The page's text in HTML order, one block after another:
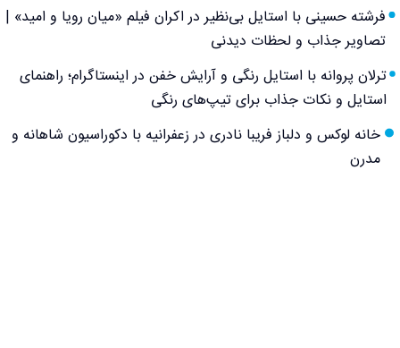
فرشته حسینی با استایل بی‌نظیر در اکران فیلم «میان رویا و امید» |
تصاویر جذاب و لحظات دیدنی
ترلان پروانه با استایل رنگی و آرایش خفن در اینستاگرام؛ راهنمای
استایل و نکات جذاب برای تیپ‌های رنگی
خانه لوکس و دلباز فریبا نادری در زعفرانیه با دکوراسیون شاهانه و
مدرن